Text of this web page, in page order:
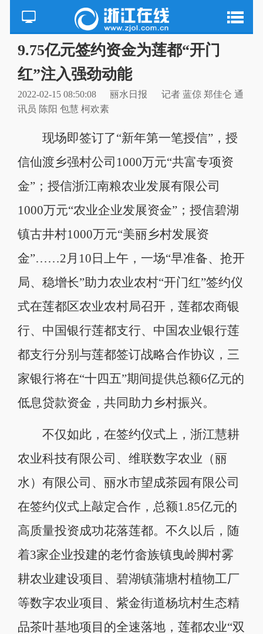
9.75亿元签约资金为莲都“开门
红”注入强劲动能
2022-02-15 08:50:08 丽水日报
记者 蓝倞 郑佳仑 通
讯员 陈阳 包慧 柯欢素
现场即签订了“新年第一笔授信”，授
信仙渡乡强村公司1000万元“共富专项资
金”；授信浙江南粮农业发展有限公司
1000万元“农业企业发展资金”；授信碧湖
镇古井村1000万元“美丽乡村发展资
金”……2月10日上午，一场“早准备、抢开
局、稳增长”助力农业农村“开门红”签约仪
式在莲都区农业农村局召开，莲都农商银
行、中国银行莲都支行、中国农业银行莲
都支行分别与莲都签订战略合作协议，三
家银行将在“十四五”期间提供总额6亿元的
低息贷款资金，共同助力乡村振兴。
不仅如此，在签约仪式上，浙江慧耕
农业科技有限公司、维联数字农业（丽
水）有限公司、丽水市望成茶园有限公司
在签约仪式上敲定合作，总额1.85亿元的
高质量投资成功花落莲都。不久以后，随
着3家企业投建的老竹畲族镇曳岭脚村雾
耕农业建设项目、碧湖镇蒲塘村植物工厂
等数字农业项目、紫金街道杨坑村生态精
品茶叶基地项目的全速落地，莲都农业“双